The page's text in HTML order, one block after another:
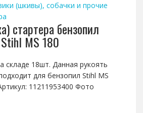
(шкивы), собачки и прочие
стартера бензопил
MS 180
складе 18шт. Данная рукоять
для бензопил Stihl MS
11211953400 Фото